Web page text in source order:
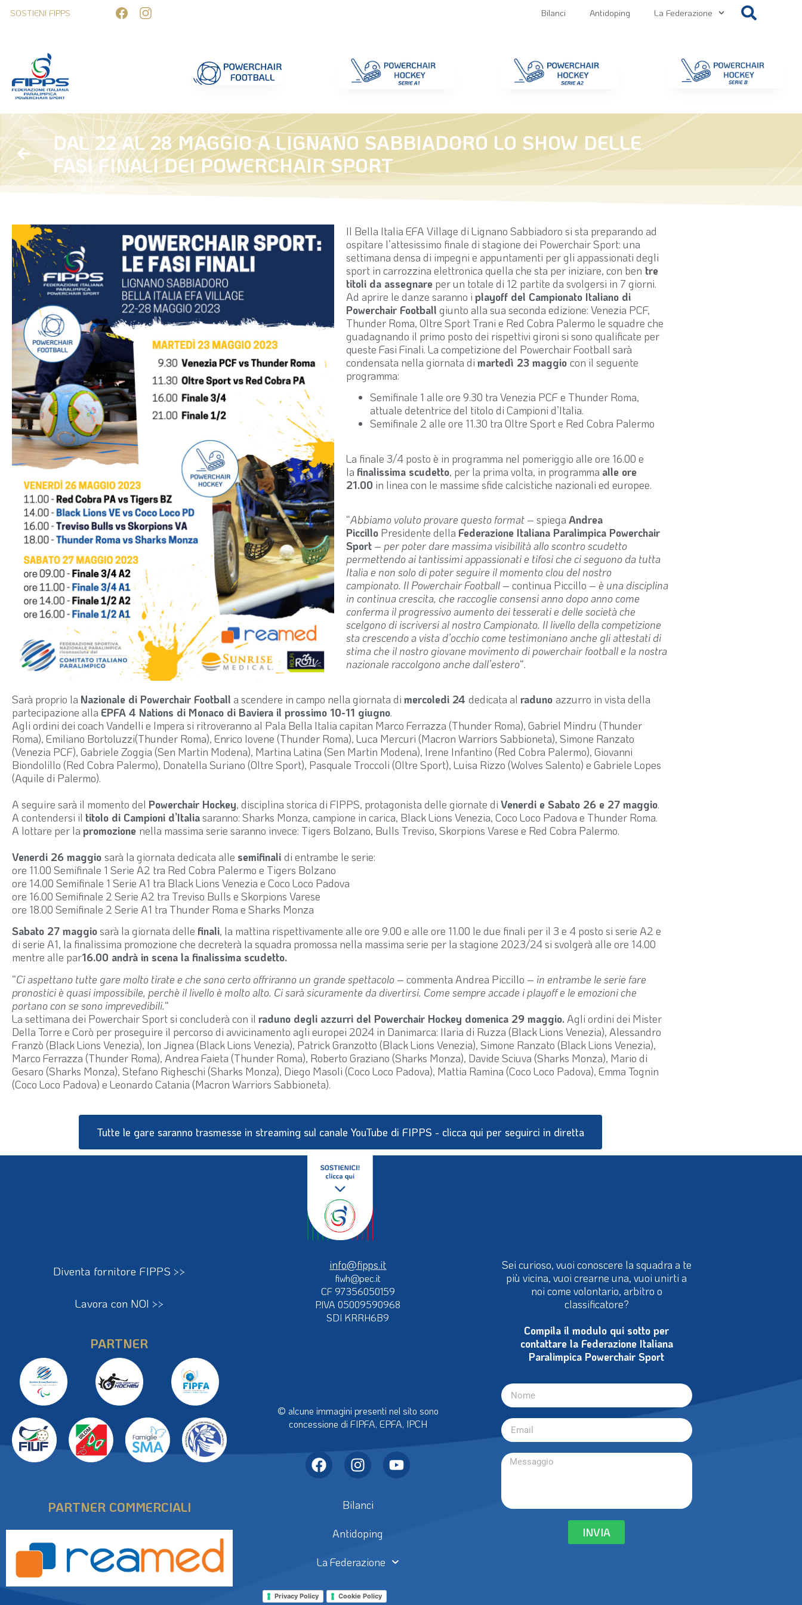
SOSTIENI FIPPS Bilanci Antidoping La Federazione
DAL 22 AL 28 MAGGIO A LIGNANO SABBIADORO LO SHOW DELLE
FASI FINALI DEI POWERCHAIR SPORT
Il Bella Italia EFA Village di Lignano Sabbiadoro si sta preparando ad
ospitare l’attesissimo finale di stagione dei Powerchair Sport: una
settimana densa di impegni e appuntamenti per gli appassionati degli
sport in carrozzina elettronica quella che sta per iniziare, con ben tre
titoli da assegnare per un totale di 12 partite da svolgersi in 7 giorni.
Ad aprire le danze saranno i playoff del Campionato Italiano di
Powerchair Football giunto alla sua seconda edizione: Venezia PCF,
Thunder Roma, Oltre Sport Trani e Red Cobra Palermo le squadre che
guadagnando il primo posto dei rispettivi gironi si sono qualificate per
queste Fasi Finali. La competizione del Powerchair Football sarà
condensata nella giornata di martedì 23 maggio con il seguente
programma:
Semifinale 1 alle ore 9.30 tra Venezia PCF e Thunder Roma,
attuale detentrice del titolo di Campioni d’Italia.
Semifinale 2 alle ore 11.30 tra Oltre Sport e Red Cobra Palermo
La finale 3/4 posto è in programma nel pomeriggio alle ore 16.00 e
la finalissima scudetto, per la prima volta, in programma alle ore
21.00 in linea con le massime sfide calcistiche nazionali ed europee.
“Abbiamo voluto provare questo format – spiega Andrea
Piccillo Presidente della Federazione Italiana Paralimpica Powerchair
Sport – per poter dare massima visibilità allo scontro scudetto
permettendo ai tantissimi appassionati e tifosi che ci seguono da tutta
Italia e non solo di poter seguire il momento clou del nostro
campionato. Il Powerchair Football – continua Piccillo – è una disciplina
in continua crescita, che raccoglie consensi anno dopo anno come
conferma il progressivo aumento dei tesserati e delle società che
scelgono di iscriversi al nostro Campionato. Il livello della competizione
sta crescendo a vista d’occhio come testimoniano anche gli attestati di
stima che il nostro giovane movimento di powerchair football e la nostra
nazionale raccolgono anche dall’estero“.
Sarà proprio la Nazionale di Powerchair Football a scendere in campo nella giornata di mercoledi 24 dedicata al raduno azzurro in vista della
partecipazione alla EPFA 4 Nations di Monaco di Baviera il prossimo 10-11 giugno.
Agli ordini dei coach Vandelli e Impera si ritroveranno al Pala Bella Italia capitan Marco Ferrazza (Thunder Roma), Gabriel Mindru (Thunder
Roma), Emiliano Bortoluzzi(Thunder Roma), Enrico Iovene (Thunder Roma), Luca Mercuri (Macron Warriors Sabbioneta), Simone Ranzato
(Venezia PCF), Gabriele Zoggia (Sen Martin Modena), Martina Latina (Sen Martin Modena), Irene Infantino (Red Cobra Palermo), Giovanni
Biondolillo (Red Cobra Palermo), Donatella Suriano (Oltre Sport), Pasquale Troccoli (Oltre Sport), Luisa Rizzo (Wolves Salento) e Gabriele Lopes
(Aquile di Palermo).
A seguire sarà il momento del Powerchair Hockey, disciplina storica di FIPPS, protagonista delle giornate di Venerdi e Sabato 26 e 27 maggio.
A contendersi il titolo di Campioni d’Italiasaranno: Sharks Monza, campione in carica, Black Lions Venezia, Coco Loco Padova e Thunder Roma.
A lottare per la promozione nella massima serie saranno invece: Tigers Bolzano, Bulls Treviso, Skorpions Varese e Red Cobra Palermo.
Venerdi 26 maggio sarà la giornata dedicata alle semifinali di entrambe le serie:
ore 11.00 Semifinale 1 Serie A2 tra Red Cobra Palermo e Tigers Bolzano
ore 14.00 Semifinale 1 Serie A1 tra Black Lions Venezia e Coco Loco Padova
ore 16.00 Semifinale 2 Serie A2 tra Treviso Bulls e Skorpions Varese
ore 18.00 Semifinale 2 Serie A1 tra Thunder Roma e Sharks Monza
Sabato 27 maggiosarà la giornata delle finali, la mattina rispettivamente alle ore 9.00 e alle ore 11.00 le due finali per il 3 e 4 posto si serie A2 e
di serie A1, la finalissima promozione che decreterà la squadra promossa nella massima serie per la stagione 2023/24 si svolgerà alle ore 14.00
mentre alle par16.00 andrà in scena la finalissima scudetto.
“Ci aspettano tutte gare molto tirate e che sono certo offriranno un grande spettacolo – commenta Andrea Piccillo – in entrambe le serie fare
pronostici è quasi impossibile, perchè il livello è molto alto. Ci sarà sicuramente da divertirsi. Come sempre accade i playoff e le emozioni che
portano con se sono imprevedibili.“
La settimana dei Powerchair Sport si concluderà con il raduno degli azzurri del Powerchair Hockey domenica 29 maggio. Agli ordini dei Mister
Della Torre e Corò per proseguire il percorso di avvicinamento agli europei 2024 in Danimarca: Ilaria di Ruzza (Black Lions Venezia), Alessandro
Franzò (Black Lions Venezia), Ion Jignea (Black Lions Venezia), Patrick Granzotto (Black Lions Venezia), Simone Ranzato (Black Lions Venezia),
Marco Ferrazza (Thunder Roma), Andrea Faieta (Thunder Roma), Roberto Graziano (Sharks Monza), Davide Sciuva (Sharks Monza), Mario di
Gesaro (Sharks Monza), Stefano Righeschi (Sharks Monza), Diego Masoli (Coco Loco Padova), Mattia Ramina (Coco Loco Padova), Emma Tognin
(Coco Loco Padova) e Leonardo Catania (Macron Warriors Sabbioneta).
Tutte le gare saranno trasmesse in streaming sul canale YouTube di FIPPS - clicca qui per seguirci in diretta
Diventa fornitore FIPPS >>
Lavora con NOI >>
PARTNER
PARTNER COMMERCIALI
info@fipps.it
fiwh@pec.it
CF 97356050159
P.IVA 05009590968
SDI KRRH6B9
© alcune immagini presenti nel sito sono
concessione di FIPFA, EPFA, IPCH
Bilanci
Antidoping
La Federazione
Privacy Policy Cookie Policy
Sei curioso, vuoi conoscere la squadra a te
più vicina, vuoi crearne una, vuoi unirti a
noi come volontario, arbitro o
classificatore?
Compila il modulo qui sotto per
contattare la Federazione Italiana
Paralimpica Powerchair Sport
INVIA